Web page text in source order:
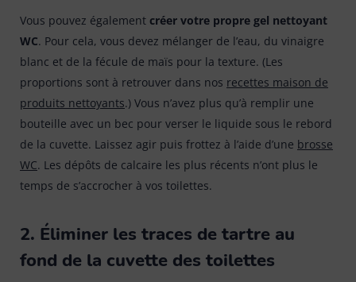
Vous pouvez également créer votre propre gel nettoyant
WC. Pour cela, vous devez mélanger de l’eau, du vinaigre
blanc et de la fécule de maïs pour la texture. (Les
proportions sont à retrouver dans nos recettes maison de
produits nettoyants.) Vous n’avez plus qu’à remplir une
bouteille avec un bec pour verser le liquide sous le rebord
de la cuvette. Laissez agir puis frottez à l’aide d’une brosse
WC. Les dépôts de calcaire les plus récents n’ont plus le
temps de s’accrocher à vos toilettes.
2. Éliminer les traces de tartre au
fond de la cuvette des toilettes